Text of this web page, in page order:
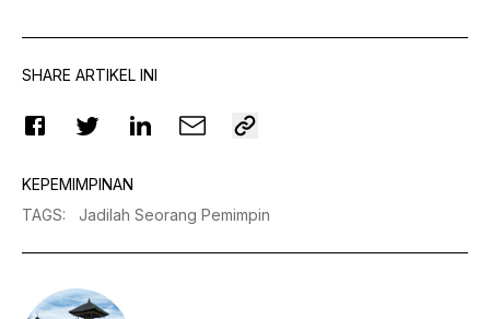
SHARE ARTIKEL INI
KEPEMIMPINAN
TAGS: Jadilah Seorang Pemimpin